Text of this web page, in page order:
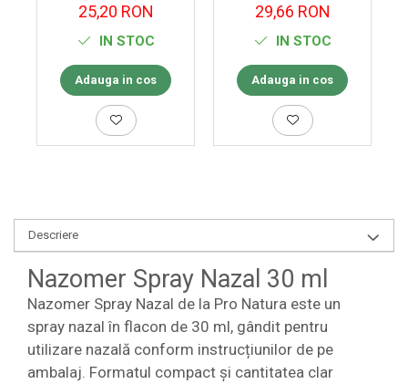
25,20 RON
IN STOC
Adauga in cos
29,66 RON
IN STOC
Adauga in cos
Descriere
Nazomer Spray Nazal 30 ml
Nazomer Spray Nazal de la Pro Natura este un
spray nazal în flacon de 30 ml, gândit pentru
utilizare nazală conform instrucțiunilor de pe
ambalaj. Formatul compact și cantitatea clar